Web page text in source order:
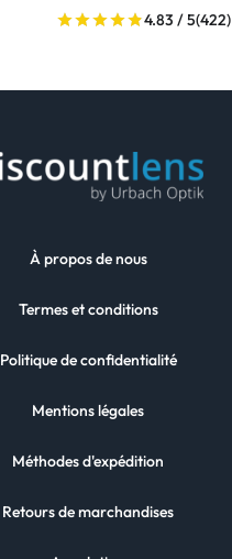
4.83 / 5(422)
À propos de nous
Termes et conditions
Politique de confidentialité
Mentions légales
Méthodes d'expédition
Retours de marchandises